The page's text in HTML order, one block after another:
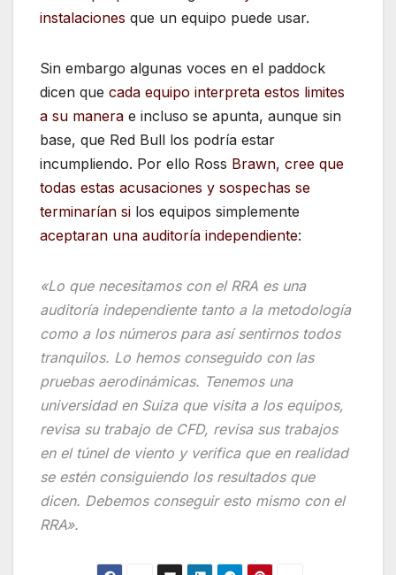
instalaciones que un equipo puede usar.
Sin embargo algunas voces en el paddock
dicen que cada equipo interpreta estos limites
a su manera e incluso se apunta, aunque sin
base, que Red Bull los podría estar
incumpliendo. Por ello Ross Brawn, cree que
todas estas acusaciones y sospechas se
terminarían si los equipos simplemente
aceptaran una auditoría independiente:
«Lo que necesitamos con el RRA es una
auditoría independiente tanto a la metodología
como a los números para así sentirnos todos
tranquilos. Lo hemos conseguido con las
pruebas aerodinámicas. Tenemos una
universidad en Suiza que visita a los equipos,
revisa su trabajo de CFD, revisa sus trabajos
en el túnel de viento y verifica que en realidad
se estén consiguiendo los resultados que
dicen. Debemos conseguir esto mismo con el
RRA».